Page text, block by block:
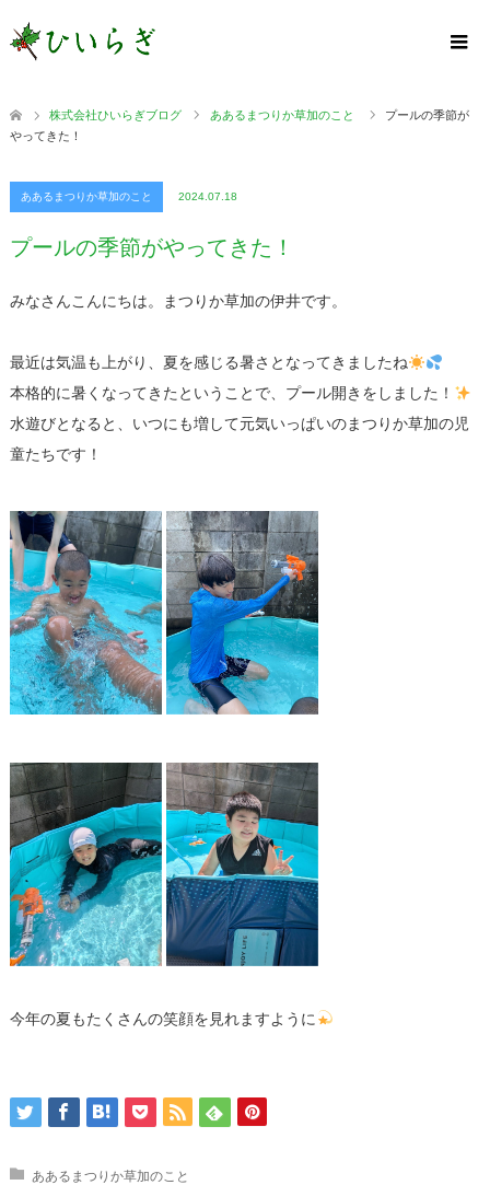
株式会社ひいらぎブログ ああるまつりか草加のこと
プールの季節が
やってきた！
ああるまつりか草加のこと 2024.07.18
プールの季節がやってきた！
みなさんこんにちは。まつりか草加の伊井です。
最近は気温も上がり、夏を感じる暑さとなってきましたね
本格的に暑くなってきたということで、プール開きをしました！
水遊びとなると、いつにも増して元気いっぱいのまつりか草加の児
童たちです！
今年の夏もたくさんの笑顔を見れますように
ああるまつりか草加のこと